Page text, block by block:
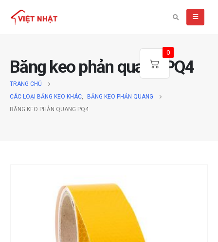
Băng keo phản quang PQ4
TRANG CHỦ
CÁC LOẠI BĂNG KEO KHÁC,
BĂNG KEO PHẢN QUANG
BĂNG KEO PHẢN QUANG PQ4
0